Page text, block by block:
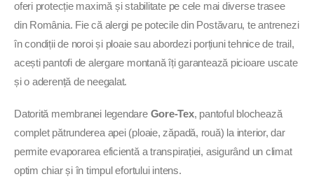
Tracțiune Versatilă (Versatile Traction):
Talpa exterioară
stâncă și grohotiș.
Amortizare Evoluată cu Spumă Kinetic Foam:
talpă intermediară returnează cu 14% mai multă energie
decât spuma EVA clasică, oferindu-ți un plus de propulsie și
oferi protecție maximă și stabilitate pe cele mai diverse trasee
din România. Fie că alergi pe potecile din Postăvaru, te antrenezi
în condiții de noroi și ploaie sau abordezi porțiuni tehnice de trail,
acești pantofi de alergare montană îți garantează picioare uscate
și o aderență de neegalat.
Datorită membranei legendare Gore-Tex, pantoful blochează
complet pătrunderea apei (ploaie, zăpadă, rouă) la interior, dar
permite evaporarea eficientă a transpirației, asigurând un climat
optim chiar și în timpul efortului intens.